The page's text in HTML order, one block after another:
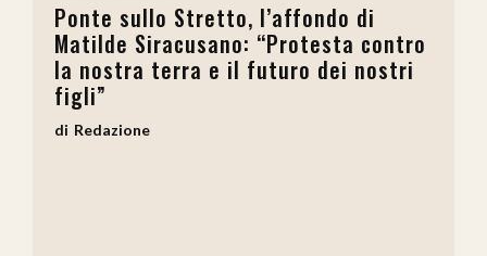
Ponte sullo Stretto, l’affondo di
Matilde Siracusano: “Protesta contro
la nostra terra e il futuro dei nostri
figli”
Redazione